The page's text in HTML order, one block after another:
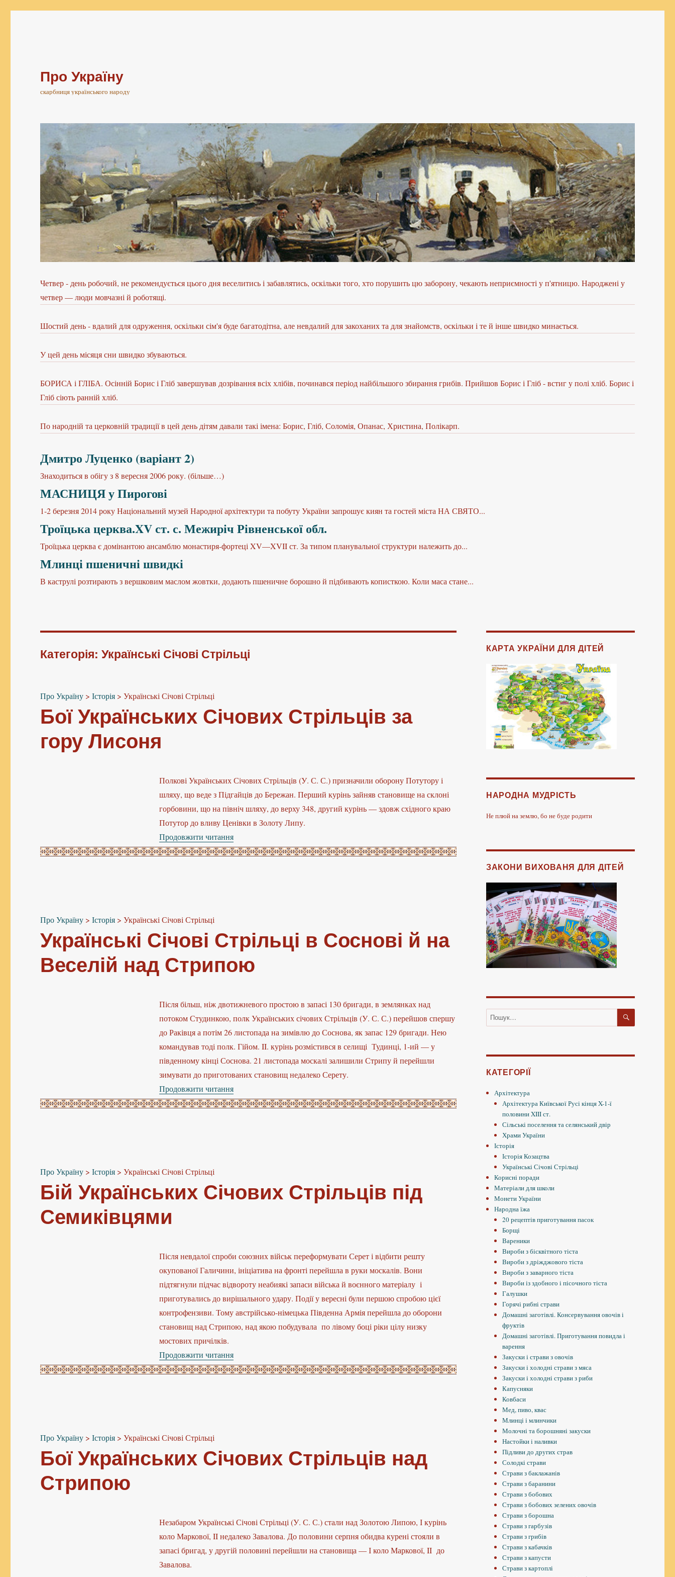
Про Україну
скарбниця українського народу
Четвер - день робочий, не рекомендується цього дня веселитись і забавлятись, оскільки того, хто порушить цю заборону, чекають неприємності у п'ятницю. Народжені у
четвер — люди мовчазні й роботящі.
Шостий день - вдалий для одруження, оскільки сім'я буде багатодітна, але невдалий для закоханих та для знайомств, оскільки і те й інше швидко минається.
У цей день місяця сни швидко збуваються.
БОРИСА і ГЛІБА. Осінній Борис і Гліб завершував дозрівання всіх хлібів, починався період найбільшого збирання грибів. Прийшов Борис і Гліб - встиг у полі хліб. Борис і
Гліб сіють ранній хліб.
По народній та церковній традиції в цей день дітям давали такі імена: Борис, Гліб, Соломія, Опанас, Христина, Полікарп.
Дмитро Луценко (варіант 2)
Знаходиться в обігу з 8 вересня 2006 року. (більше…)
МАСНИЦЯ у Пирогові
1-2 березня 2014 року Національний музей Народної архітектури та побуту України запрошує киян та гостей міста НА СВЯТО...
Троїцька церква.XV ст. с. Межиріч Рівненської обл.
Троїцька церква є домінантою ансамблю монастиря-фортеці XV—XVII ст. За типом планувальної структури належить до...
Млинці пшеничні швидкі
В каструлі розтирають з вершковим маслом жовтки, додають пшеничне борошно й підбивають кописткою. Коли маса стане...
Категорія: Українські Січові Стрільці
Про Україну >Історія >Українські Січові Стрільці
Бої Українських Січових Стрільців за
гору Лисоня
Полкові Українських Січових Стрільців (У. С. С.) призначили оборону Потутору і
шляху, що веде з Підгайців до Бережан. Перший курінь зайняв становище на склоні
горбовини, що на північ шляху, до верху 348, другий курінь — здовж східного краю
Потутор до вливу Ценівки в Золоту Липу.
Продовжити читання“Бої Українських Січових Стрільців за гору Лисоня”
Про Україну >Історія >Українські Січові Стрільці
Українські Січові Стрільці в Соснові й на
Веселій над Стрипою
Після більш, ніж двотижневого простою в запасі 130 бригади, в землянках над
потоком Студинкою, полк Українських січових Стрільців (У. С. С.) перейшов спершу
до Раківця а потім 26 листопада на зимівлю до Соснова, як запас 129 бригади. Нею
командував тоді полк. Гійом. II. курінь розмістився в селищі Тудинці, 1-ий — у
південному кінці Соснова. 21 листопада москалі залишили Стрипу й перейшли
зимувати до приготованих становищ недалеко Серету.
Продовжити читання“Українські Січові Стрільці в Соснові й на Веселій над Стрипою”
Про Україну >Історія >Українські Січові Стрільці
Бій Українських Січових Стрільців під
Семиківцями
Після невдалої спроби союзних військ переформувати Серет і відбити решту
окупованої Галичини, ініціатива на фронті перейшла в руки москалів. Вони
підтягнули підчас відвороту неабиякі запаси війська й воєнного матеріалу і
приготувались до вирішального удару. Події у вересні були першою спробою цієї
контрофензиви. Тому австрійсько-німецька Південна Армія перейшла до оборони
становищ над Стрипою, над якою побудувала по лівому боці ріки цілу низку
мостових причілків.
Продовжити читання“Бій Українських Січових Стрільців під Семиківцями”
Про Україну >Історія >Українські Січові Стрільці
Бої Українських Січових Стрільців над
Стрипою
Незабаром Українські Січові Стрільці (У. С. С.) стали над Золотою Липою, І курінь
коло Маркової, II недалеко Завалова. До половини серпня обидва курені стояли в
запасі бригад, у другій половині перейшли на становища — І коло Маркової, II до
Завалова.
КАРТА УКРАЇНИ ДЛЯ ДІТЕЙ
НАРОДНА МУДРІСТЬ
Не плюй на землю, бо не буде родити
ЗАКОНИ ВИХОВАНЯ ДЛЯ ДІТЕЙ
Пошук
за
ШУКАТИ
КАТЕГОРІЇ
Архітектура
Архітектура Київської Русі кінця X-1-ї
половини XIII ст.
Сільські поселення та селянський двір
Храми України
Історія
Історія Козацтва
Українські Січові Стрільці
Корисні поради
Матеріали для школи
Монети України
Народна їжа
20 рецептів приготування пасок
Борщі
Вареники
Вироби з бісквітного тіста
Вироби з дріжджового тіста
Вироби з заварного тіста
Вироби із здобного і пісочного тіста
Галушки
Горячі рибні страви
Домашні заготівлі. Консервування овочів і
фруктів
Домашні заготівлі. Приготування повидла і
варення
Закуски і страви з овочів
Закуски і холодні страви з мяса
Закуски і холодні страви з риби
Капусняки
Ковбаси
Мед, пиво, квас
Млинці і млинчики
Молочні та борошняні закуски
Настойки і наливки
Підливи до других страв
Солодкі страви
Страви з баклажанів
Страви з баранини
Страви з бобових
Страви з бобових зелених овочів
Страви з борошна
Страви з гарбузів
Страви з грибів
Страви з кабачків
Страви з капусти
Страви з картоплі